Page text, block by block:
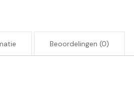
Beoordelingen (0)